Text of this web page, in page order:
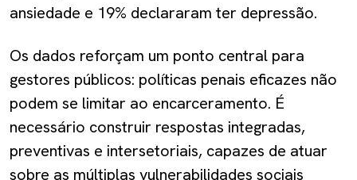
ansiedade e 19% declararam ter depressão.
Os dados reforçam um ponto central para
gestores públicos: políticas penais eficazes não
podem se limitar ao encarceramento. É
necessário construir respostas integradas,
preventivas e intersetoriais, capazes de atuar
sobre as múltiplas vulnerabilidades sociais